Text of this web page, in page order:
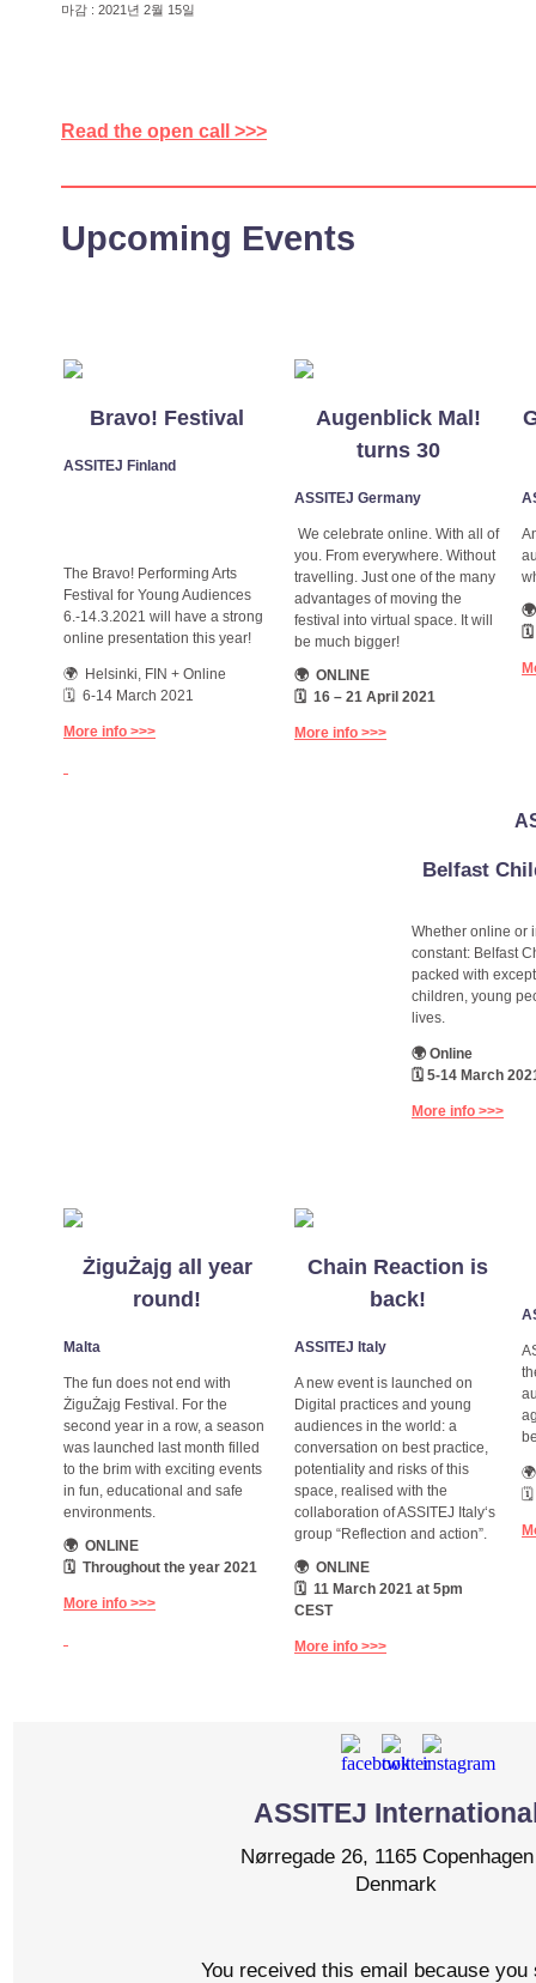
마감 : 2021년 2월 15일
Read the open call >>>
Upcoming Events
Bravo! Festival
ASSITEJ Finland
The Bravo! Performing Arts
Festival for Young Audiences
6.-14.3.2021 will have a strong
online presentation this year!
🌍 Helsinki, FIN + Online
🗓 6-14 March 2021
More info >>>
Augenblick Mal!
turns 30
ASSITEJ Germany
We celebrate online. With all of
you. From everywhere. Without
travelling. Just one of the many
advantages of moving the
festival into virtual space. It will
be much bigger!
🌍 ONLINE
🗓 16 – 21 April 2021
More info >>>
🗓
Belfast
Whether online or
constant: Belfast
packed with
children, young
lives.
🌍 Online
🗓 5-14 March
More info >>>
ŻiguŻajg all year
round!
Malta
The fun does not end with
ŻiguŻajg Festival. For the
second year in a row, a season
was launched last month filled
to the brim with exciting events
in fun, educational and safe
environments.
🌍 ONLINE
🗓 Throughout the year 2021
More info >>>
Chain Reaction is
back!
ASSITEJ Italy
A new event is launched on
Digital practices and young
audiences in the world: a
conversation on best practice,
potentiality and risks of this
space, realised with the
collaboration of ASSITEJ Italy‘s
group “Reflection and action”.
🌍 ONLINE
🗓 11 March 2021 at 5pm
CEST
More info >>>
🗓
ASSITEJ
Nørregade 26, 1165
Denmark
You received this email because you